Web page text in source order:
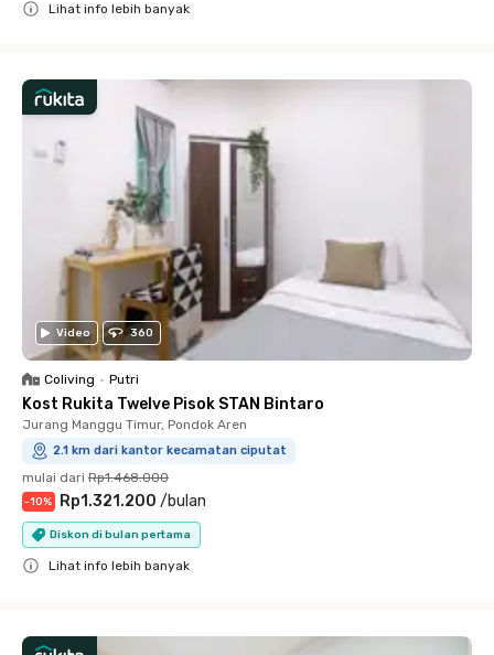
Lihat info lebih banyak
Video 360
Coliving • Putri
Kost Rukita Twelve Pisok STAN Bintaro
Jurang Manggu Timur, Pondok Aren
2.1 km dari kantor kecamatan ciputat
mulai dari Rp1.468.000
-10% Rp1.321.200 /bulan
Diskon di bulan pertama
Lihat info lebih banyak